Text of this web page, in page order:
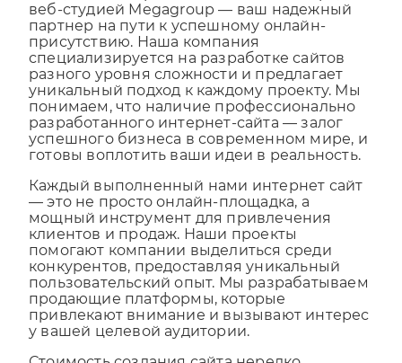
Создание интернет-сайтов в Звенигороде с
веб-студией Megagroup — ваш надежный
партнер на пути к успешному онлайн-
присутствию. Наша компания
специализируется на разработке сайтов
разного уровня сложности и предлагает
уникальный подход к каждому проекту. Мы
понимаем, что наличие профессионально
разработанного интернет-сайта — залог
успешного бизнеса в современном мире, и
Каждый выполненный нами интернет сайт
— это не просто онлайн-площадка, а
мощный инструмент для привлечения
клиентов и продаж. Наши проекты
помогают компании выделиться среди
конкурентов, предоставляя уникальный
пользовательский опыт. Мы разрабатываем
продающие платформы, которые
привлекают внимание и вызывают интерес